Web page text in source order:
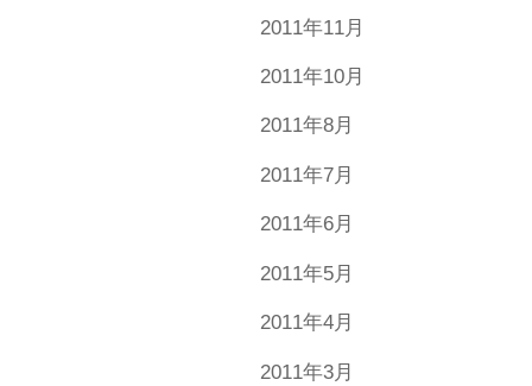
2011年11月
2011年10月
2011年8月
2011年7月
2011年6月
2011年5月
2011年4月
2011年3月